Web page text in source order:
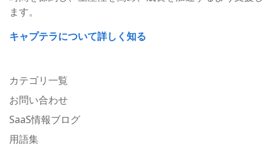
ます。
キャプテラについて詳しく知る
カテゴリ一覧
お問い合わせ
SaaS情報ブログ
用語集